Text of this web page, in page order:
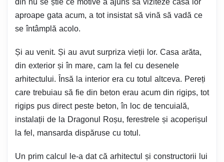
din nu se știe ce motive a ajuns să viziteze casa lor
aproape gata acum, a tot insistat să vină să vadă ce
se întâmplă acolo.
Și au venit. Și au avut surpriza vieții lor. Casa arăta,
din exterior și în mare, cam la fel cu desenele
arhitectului. Însă la interior era cu totul altceva. Pereți
care trebuiau să fie din beton erau acum din rigips, tot
rigips pus direct peste beton, în loc de tencuială,
instalații de la Dragonul Roșu, ferestrele și acoperișul
la fel, mansarda dispăruse cu totul.
Un prim calcul le-a dat că arhitectul și constructorii lui